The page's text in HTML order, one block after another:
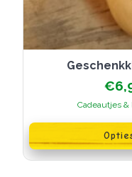
€
Cadeautjes &
product
heeft
meerdere
variaties.